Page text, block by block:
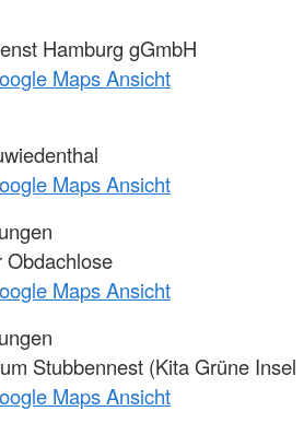
Hamburg gGmbH
Maps Ansicht
Maps Ansicht
Obdachlose
Maps Ansicht
Stubbennest (Kita Grüne Insel
Maps Ansicht